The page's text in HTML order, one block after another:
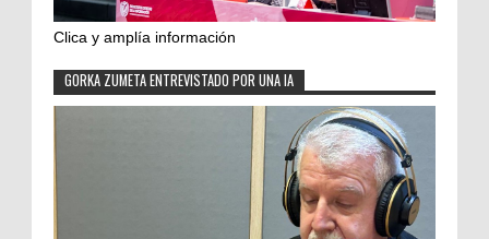
Clica y amplía información
GORKA ZUMETA ENTREVISTADO POR UNA IA